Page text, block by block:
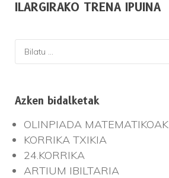
ILARGIRAKO TRENA IPUINA
Azken bidalketak
OLINPIADA MATEMATIKOAK
KORRIKA TXIKIA
24.KORRIKA
ARTIUM IBILTARIA